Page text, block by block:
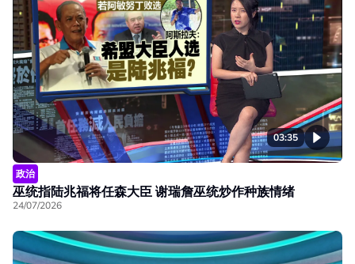
03:35
政治
巫统指陆兆福将任森大臣 谢瑞詹巫统炒作种族情绪
24/07/2026